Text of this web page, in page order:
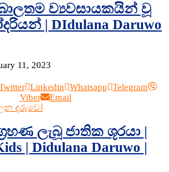
ව්‍යවසායකයින් වූ
| DIdulana Daruwo
11, 2023
Linkedin Whatsapp
Telegram
Viber
Email
දරුවෝ
ලැබූ ජාතික ශූරයා |
| Didulana Daruwo |